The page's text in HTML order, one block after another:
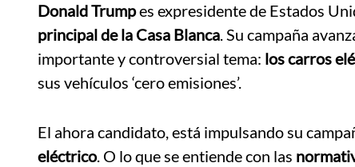
Donald Trumpes expresidente de Estados
principal de la Casa Blanca. Su campaña
importante y controversial tema: los carros
sus vehículos ‘cero emisiones’.
El ahora candidato, está impulsando su
eléctrico. O lo que se entiende con las